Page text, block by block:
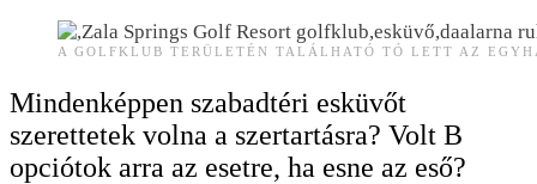
A GOLFKLUB TERÜLETÉN TALÁLHATÓ TÓ LETT AZ
Mindenképpen szabadtéri esküvőt
szerettetek volna a szertartásra? Volt B
opciótok arra az esetre, ha esne az eső?